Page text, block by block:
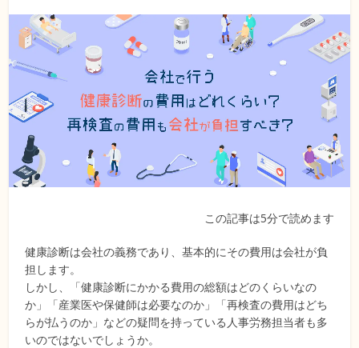
この記事は5分で読めます
健康診断は会社の義務であり、基本的にその費用は会社が負
担します。
しかし、「健康診断にかかる費用の総額はどのくらいなの
か」「産業医や保健師は必要なのか」「再検査の費用はどち
らが払うのか」などの疑問を持っている人事労務担当者も多
いのではないでしょうか。